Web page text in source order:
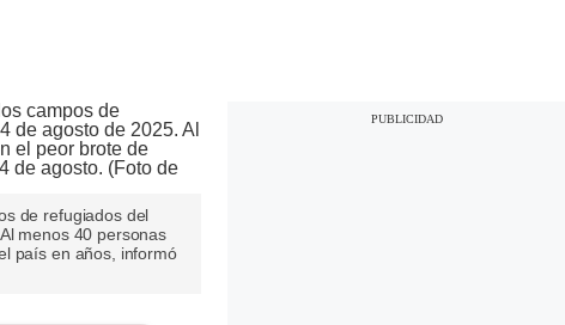
de refugiados del
menos 40 personas
país en años, informó